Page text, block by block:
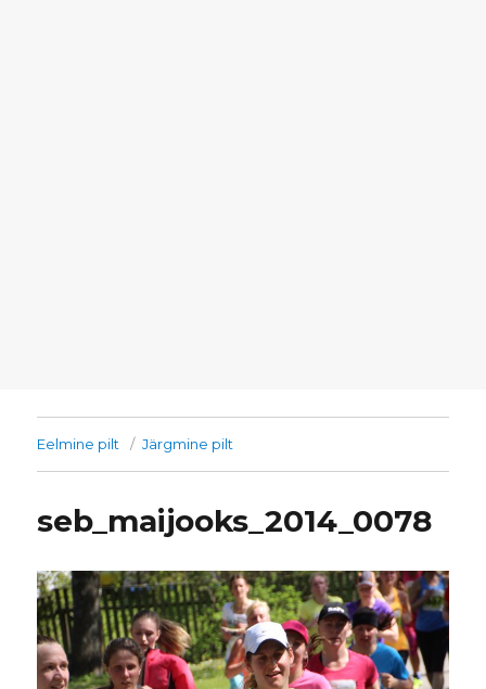
Eelmine pilt Järgmine pilt
seb_maijooks_2014_0078